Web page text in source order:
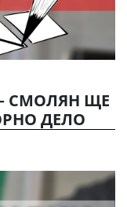
СМОЛЯН ЩЕ
ДЕЛО